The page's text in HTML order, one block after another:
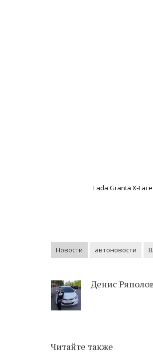
Lada Granta X-
Новости автоновости
Денис
Читайте также